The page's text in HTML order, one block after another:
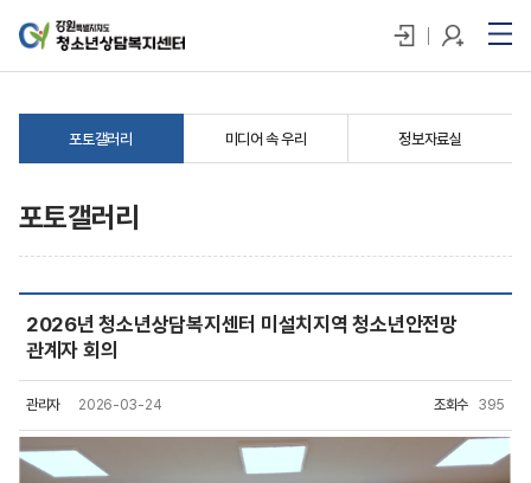
포토갤러리 미디어 속 우리 정보자료실
포토갤러리
2026년 청소년상담복지센터 미설치지역 청소년안전망
관계자 회의
관리자 2026-03-24 조회수 395